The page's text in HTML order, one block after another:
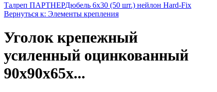
Талреп ПАРТНЕРДюбель 6х30 (50 шт.) нейлон Hard-Fix
Вернуться к: Элементы крепления
Уголок крепежный
усиленный оцинкованный
90х90х65х...